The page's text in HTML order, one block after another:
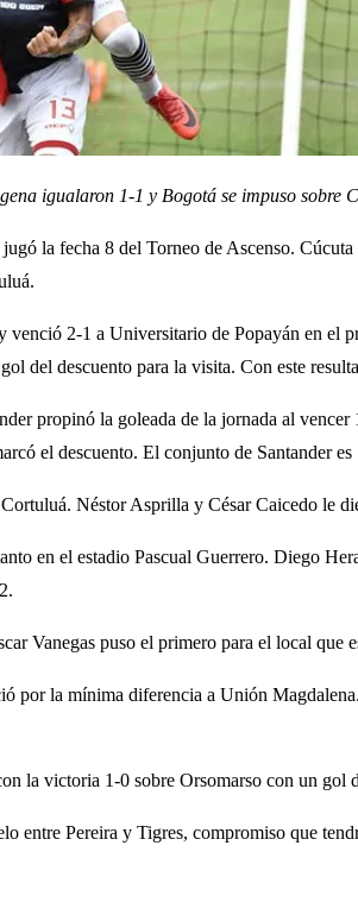
igualaron 1-1 y Bogotá se impuso sobre
la fecha 8 del Torneo de Ascenso.
2-1 a Universitario de Popayán en el
del descuento para la visita. Con este
propinó la goleada de la jornada al
el descuento. El conjunto de Santander
Néstor Asprilla y César Caicedo le
en el estadio Pascual Guerrero. Diego
Vanegas puso el primero para el local
por la mínima diferencia a Unión
la victoria 1-0 sobre Orsomarso con un gol
entre Pereira y Tigres, compromiso que